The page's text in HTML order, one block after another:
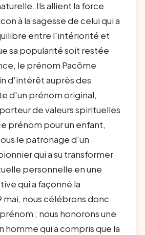
Ils allient la force
à la sagesse de celui qui a
entre l'intériorité et
sa popularité soit restée
le prénom Pacôme
d'intérêt auprès des
d'un prénom original,
de valeurs spirituelles
prénom pour un enfant,
le patronage d'un
qui a su transformer
personnelle en une
qui a façonné la
nous célébrons donc
; nous honorons une
homme qui a compris que la